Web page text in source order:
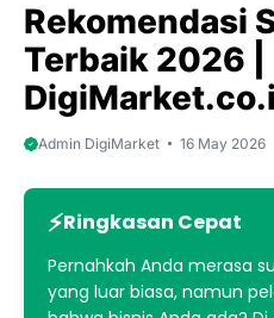
Rekomendasi
Terbaik 2026 |
Admin DigiMarket 16 May 2026
Ringkasan Cepat
Pernahkah Anda merasa
yang luar biasa, namun